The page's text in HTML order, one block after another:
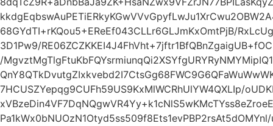
68GYdTI+rKQou5+EReEf043CLLr6GLJmKxOmtPjB/
3D1Pw9/
/
7HCUSZYepqg9CUFh59US9KxMlWCRhUlYW4QXLIp/